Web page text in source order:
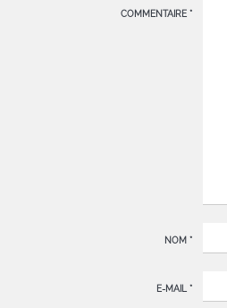
COMMENTAIRE *
NOM *
E-MAIL *